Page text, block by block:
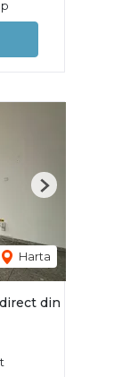
Harta
Next
din